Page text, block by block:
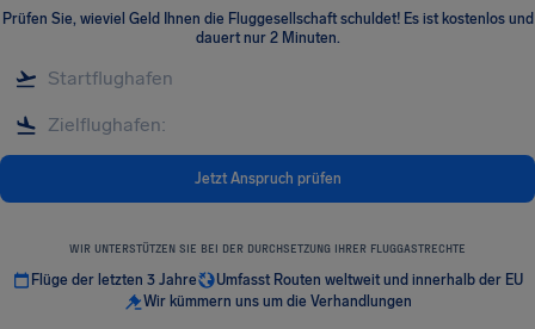
Prüfen Sie, wieviel Geld Ihnen die Fluggesellschaft schuldet! Es ist kostenlos und
dauert nur 2 Minuten.
Jetzt Anspruch prüfen
WIR UNTERSTÜTZEN SIE BEI DER DURCHSETZUNG IHRER FLUGGASTRECHTE
Flüge der letzten 3 Jahre
Umfasst Routen weltweit und innerhalb der EU
Wir kümmern uns um die Verhandlungen